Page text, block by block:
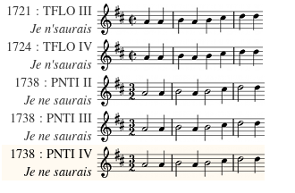
1721 : TFLO III
Je n'saurais
1724 : TFLO IV
Je n'saurais
1738 : PNTI II
Je ne saurais
1738 : PNTI III
Je ne saurais
1738 : PNTI IV
Je ne saurais